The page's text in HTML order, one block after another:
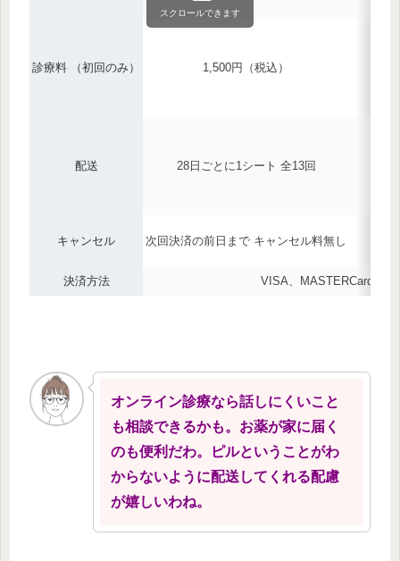
診療料 （初回のみ） 1,500円（税込）
配送 28日ごとに1シート 全13回
キャンセル 次回決済の前日まで キャンセル料無し
決済方法 VISA、MASTERCard、
スクロールできます
オンライン診療なら話しにくいこと
も相談できるかも。お薬が家に届く
のも便利だわ。ピルということがわ
からないように配送してくれる配慮
が嬉しいわね。